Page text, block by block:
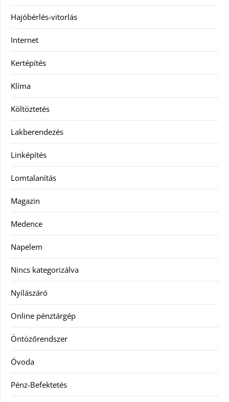
Hajóbérlés-vitorlás
Internet
Kertépítés
Klíma
Költöztetés
Lakberendezés
Linképítés
Lomtalanítás
Magazin
Medence
Napelem
Nincs kategorizálva
Nyílászáró
Online pénztárgép
Öntözőrendszer
Óvoda
Pénz-Befektetés